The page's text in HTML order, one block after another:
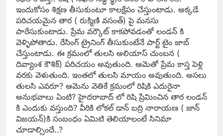
ఇందుకోసం శిక్షణ తీసుకుంటూ కాలక్షేపం చేస్తుంటాడు. అక్కడే
పరిచయమైన తార ( రుక్మిణి వసంత్) పై మనసు
పారేసుకుంటాడు. ప్రేమ వర్కౌట్ కాకపోవడంతో లండన్ కి
వెళ్ళిపోతాడు. రేసింగ్ ట్రైనింగ్ తీసుకుంటేనే పార్ట్ టైం జాబ్
చేస్తుంటాడు. ఈ క్రమంలో తులసి అలియాస్ చుంబన (
దివ్యాంశ కౌశిక్) పరిచయం అవుతుంది. ఆమెతో ప్రేమ కాస్త పెళ్లి
వరకు వెళుతుంది. ఇంతలో తులసి మాయం అవుతుంది. అసలు
తులసి ఎవరూ? ఆమెను వెతికే క్రమంలో రిషికి ఎదురైనా
అనుభవాలు ఏంటి? హైదరాబాద్ లో రిషి ప్రేమించిన తార లండన్
కి ఎందుకు వస్తుంది? వీరికి లోకల్ డాన్ బద్రి నారాయణ ( జాన్
విజయన్)కి సంబంధం ఏమిటి తెలియాలంటే సినిమా
చూడాల్సిందే..?